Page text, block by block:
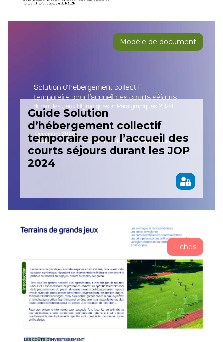
Modèle de document
Guide Solution
d’hébergement collectif
temporaire pour l’accueil des
courts séjours durant les JOP
2024
Fiches